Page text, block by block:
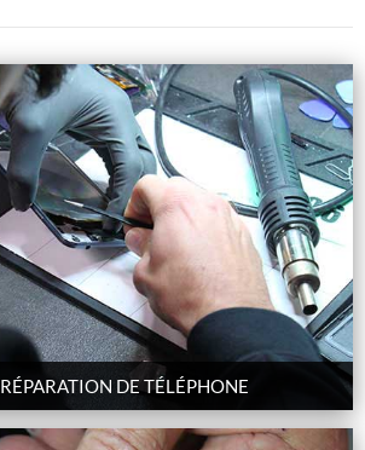
RÉPARATION DE TÉLÉPHONE